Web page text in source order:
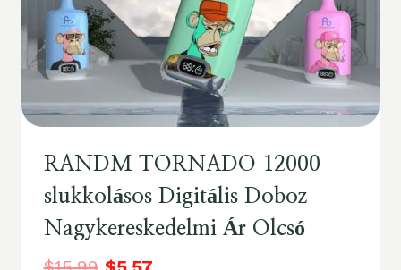
RANDM TORNADO 12000
slukkolásos Digitális Doboz
Nagykereskedelmi Ár Olcsó